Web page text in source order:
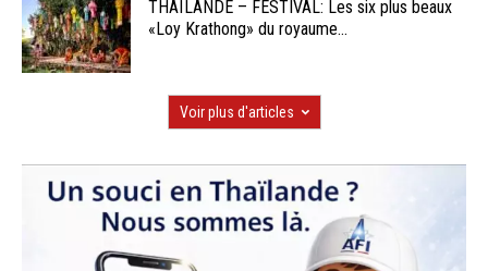
THAÏLANDE – FESTIVAL: Les six plus beaux
«Loy Krathong» du royaume...
Voir plus d'articles